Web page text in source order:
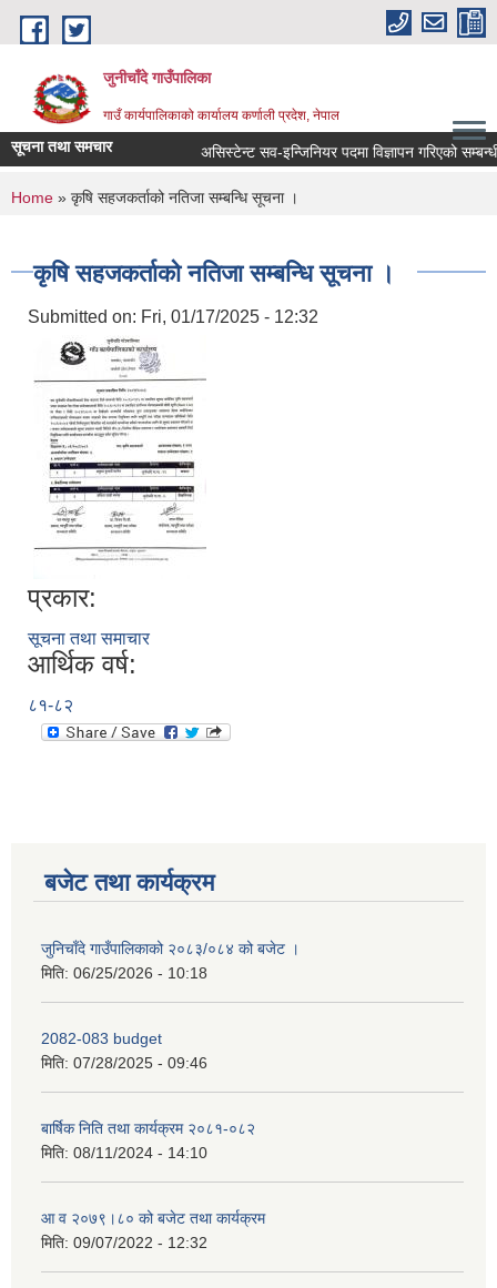
Skip to main content
जुनीचाँदे गाउँपालिका
गाउँ कार्यपालिकाको कार्यालय कर्णाली प्रदेश, नेपाल
सूचना तथा समचार असिस्टेन्ट सव-इन्जिनियर पदमा विज्ञापन गरिएको सम्बन्धी
You are here
Home » कृषि सहजकर्ताको नतिजा सम्बन्धि सूचना ।
कृषि सहजकर्ताको नतिजा सम्बन्धि सूचना ।
Submitted on: Fri, 01/17/2025 - 12:32
प्रकार:
सूचना तथा समाचार
आर्थिक वर्ष:
८१-८२
बजेट तथा कार्यक्रम
जुनिचाँदे गाउँपालिकाको २०८३/०८४ को बजेट ।
मिति: 06/25/2026 - 10:18
2082-083 budget
मिति: 07/28/2025 - 09:46
बार्षिक निति तथा कार्यक्रम २०८१-०८२
मिति: 08/11/2024 - 14:10
आ व २०७९।८० को बजेट तथा कार्यक्रम
मिति: 09/07/2022 - 12:32